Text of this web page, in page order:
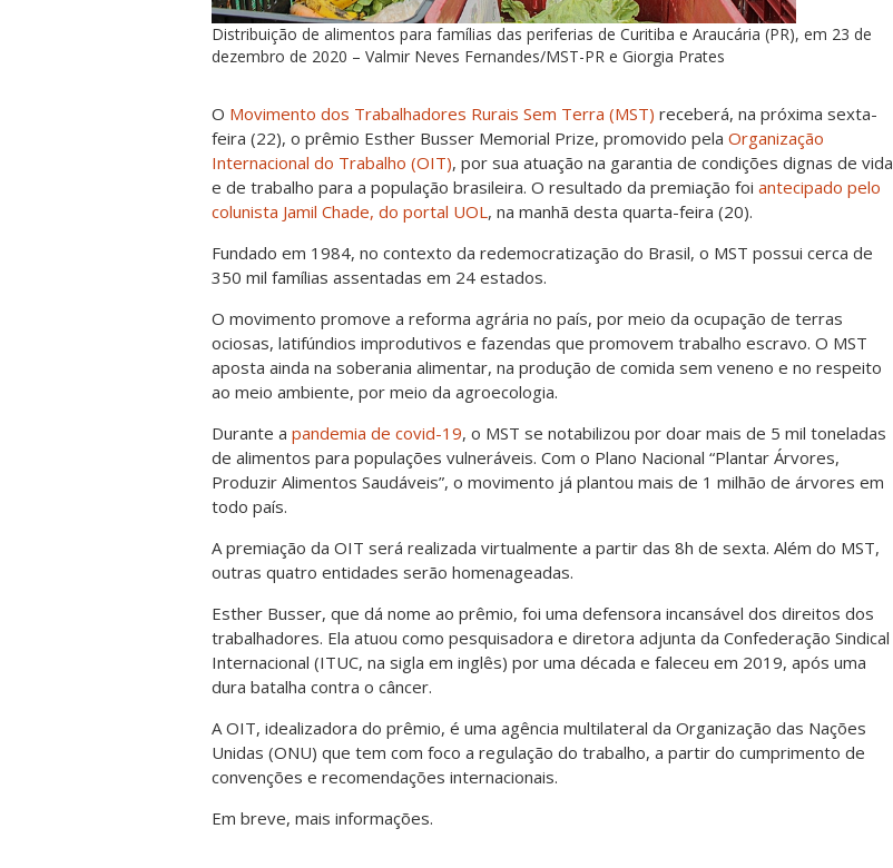
Distribuição de alimentos para famílias das periferias de Curitiba e Araucária (PR), em 23 de
dezembro de 2020 – Valmir Neves Fernandes/MST-PR e Giorgia Prates
O Movimento dos Trabalhadores Rurais Sem Terra (MST) receberá, na próxima sexta-
feira (22), o prêmio Esther Busser Memorial Prize, promovido pela Organização
Internacional do Trabalho (OIT), por sua atuação na garantia de condições dignas de vida
e de trabalho para a população brasileira. O resultado da premiação foi antecipado pelo
colunista Jamil Chade, do portal UOL, na manhã desta quarta-feira (20).
Fundado em 1984, no contexto da redemocratização do Brasil, o MST possui cerca de
350 mil famílias assentadas em 24 estados.
O movimento promove a reforma agrária no país, por meio da ocupação de terras
ociosas, latifúndios improdutivos e fazendas que promovem trabalho escravo. O MST
aposta ainda na soberania alimentar, na produção de comida sem veneno e no respeito
ao meio ambiente, por meio da agroecologia.
Durante a pandemia de covid-19, o MST se notabilizou por doar mais de 5 mil toneladas
de alimentos para populações vulneráveis. Com o Plano Nacional “Plantar Árvores,
Produzir Alimentos Saudáveis”, o movimento já plantou mais de 1 milhão de árvores em
todo país.
A premiação da OIT será realizada virtualmente a partir das 8h de sexta. Além do MST,
outras quatro entidades serão homenageadas.
Esther Busser, que dá nome ao prêmio, foi uma defensora incansável dos direitos dos
trabalhadores. Ela atuou como pesquisadora e diretora adjunta da Confederação Sindical
Internacional (ITUC, na sigla em inglês) por uma década e faleceu em 2019, após uma
dura batalha contra o câncer.
A OIT, idealizadora do prêmio, é uma agência multilateral da Organização das Nações
Unidas (ONU) que tem com foco a regulação do trabalho, a partir do cumprimento de
convenções e recomendações internacionais.
Em breve, mais informações.